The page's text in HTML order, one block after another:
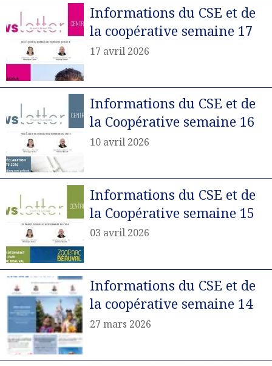
Informations du CSE et de
la coopérative semaine 17
17 avril 2026
Informations du CSE et de
la Coopérative semaine 16
10 avril 2026
Informations du CSE et de
la Coopérative semaine 15
03 avril 2026
Informations du CSE et de
la coopérative semaine 14
27 mars 2026